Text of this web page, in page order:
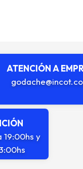
ATENCIÓN A
19:00hs y